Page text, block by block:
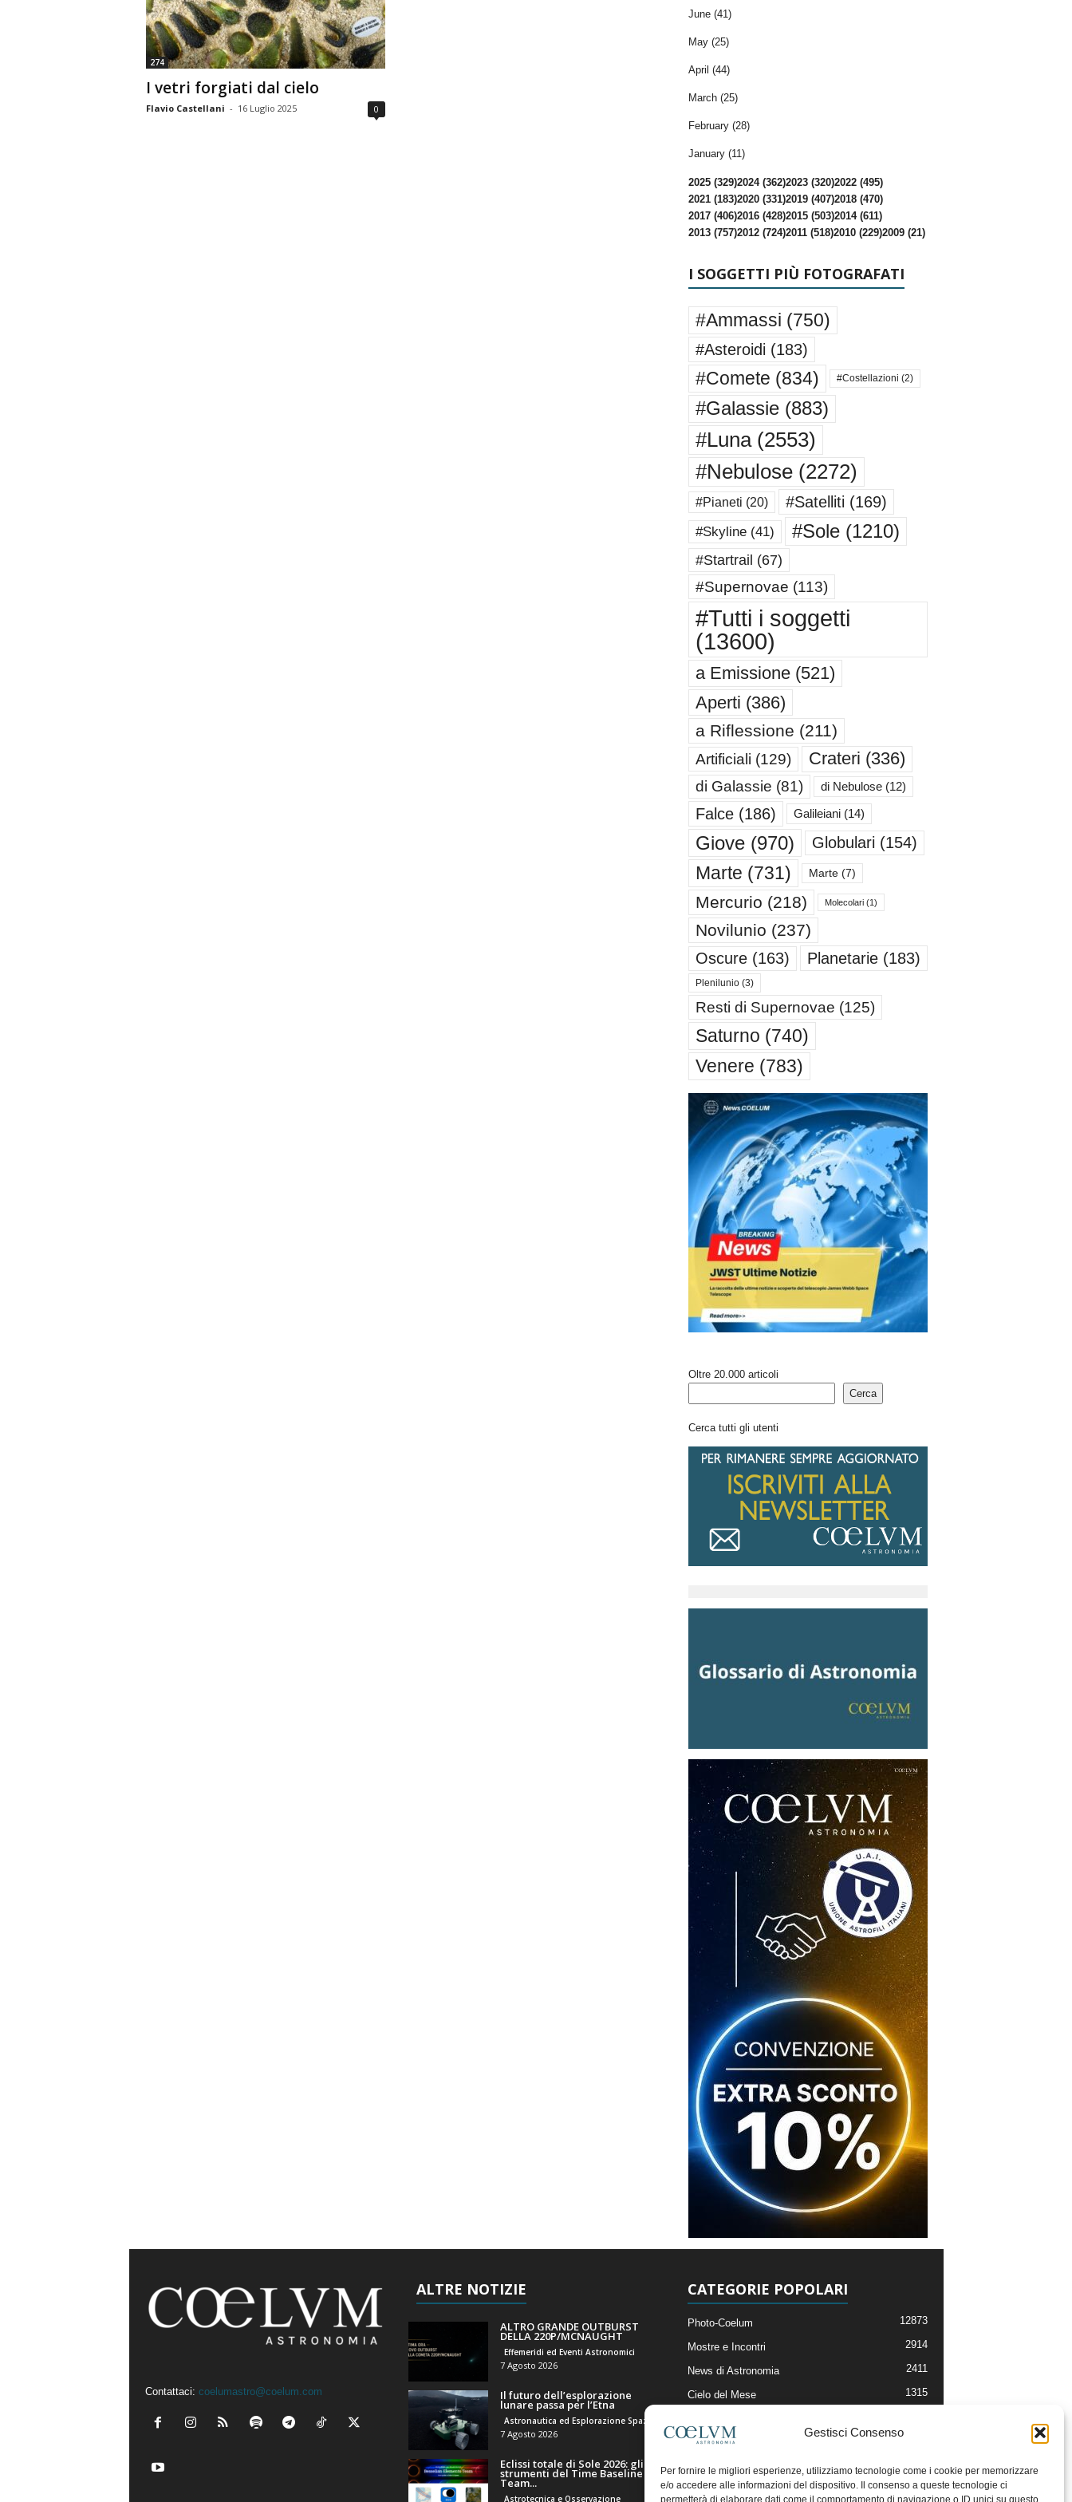
Gestisci Consenso
Per fornire le migliori esperienze, utilizziamo tecnologie come i cookie per memorizzare
e/o accedere alle informazioni del dispositivo. Il consenso a queste tecnologie ci
permetterà di elaborare dati come il comportamento di navigazione o ID unici su questo
n
o
m
i
a
274
I vetri forgiati dal cielo
Flavio Castellani - 16 Luglio 2025 0
June (41)
May (25)
April (44)
March (25)
February (28)
January (11)
2025 (329)2024 (362)2023 (320)2022 (495)
2021 (183)2020 (331)2019 (407)2018 (470)
2017 (406)2016 (428)2015 (503)2014 (611)
2013 (757)2012 (724)2011 (518)2010 (229)2009 (21)
I SOGGETTI PIÙ FOTOGRAFATI
#Ammassi (750)
#Asteroidi (183)
#Comete (834) #Costellazioni (2)
#Galassie(883)
#Luna(2553)
#Nebulose(2272)
#Pianeti (20) #Satelliti (169)
#Skyline(41) #Sole(1210)
#Startrail (67)
#Supernovae (113)
#Tutti i soggetti
(13600)
a Emissione(521)
Aperti (386)
a Riflessione (211)
Artificiali (129) Crateri (336)
di Galassie (81) di Nebulose(12)
Falce(186) Galileiani(14)
Giove(970) Globulari (154)
Marte (731) Marte(7)
Mercurio (218) Molecolari(1)
Novilunio (237)
Oscure(163) Planetarie(183)
Plenilunio(3)
Resti di Supernovae (125)
Saturno (740)
Venere (783)
Oltre 20.000 articoli
Cerca
Cerca tutti gli utenti
Contattaci: coelumastro@coelum.com
ALTRE NOTIZIE
ALTRO GRANDE OUTBURST
DELLA 220P/MCNAUGHT
Effemeridi ed Eventi Astronomici
7 Agosto 2026
Il futuro dell’esplorazione
lunare passa per l’Etna
7 Agosto 2026
Eclissi totale di Sole 2026: gli
strumenti del Time Baseline
Team...
Astrotecnica e Osservazione
CATEGORIE POPOLARI
Photo-Coelum 12873
Mostre e Incontri 2914
News di Astronomia 2411
Cielo del Mese 1315
Articoli e Risorse On-Line
Il Blog della Redazione